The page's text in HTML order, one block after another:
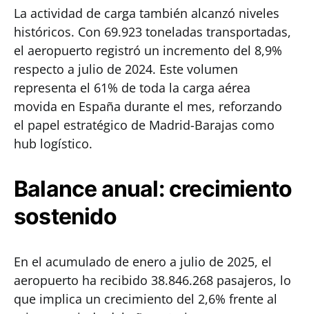
La actividad de carga también alcanzó niveles
históricos. Con 69.923 toneladas transportadas,
el aeropuerto registró un incremento del 8,9%
respecto a julio de 2024. Este volumen
representa el 61% de toda la carga aérea
movida en España durante el mes, reforzando
el papel estratégico de Madrid-Barajas como
hub logístico.
Balance anual: crecimiento
sostenido
En el acumulado de enero a julio de 2025, el
aeropuerto ha recibido 38.846.268 pasajeros, lo
que implica un crecimiento del 2,6% frente al